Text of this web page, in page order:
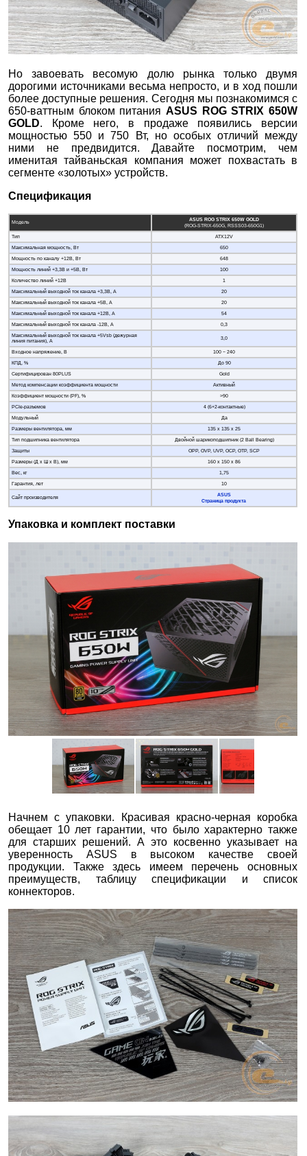
Но завоевать весомую долю рынка только двумя
дорогими источниками весьма непросто, и в ход пошли
более доступные решения. Сегодня мы познакомимся с
650-ваттным блоком питанияASUS ROG STRIX 650W
GOLD. Кроме него, в продаже появились версии
мощностью 550 и 750 Вт, но особых отличий между
ними не предвидится. Давайте посмотрим, чем
именитая тайваньская компания может похвастать в
сегменте «золотых» устройств.
Спецификация
Модель
ASUS ROG STRIX 650W GOLD
(ROG-STRIX-650G, RSSS03-650G1)
Тип
ATX12V
Максимальная мощность, Вт
650
Мощность по каналу +12В, Вт
648
Мощность линий +3,3В и +5В, Вт
100
Количество линий +12В
1
Максимальный выходной ток канала +3,3В, А
20
Максимальный выходной ток канала +5В, А
20
Максимальный выходной ток канала +12В, А
54
Максимальный выходной ток канала -12В, А
0,3
Максимальный выходной ток канала +5Vsb (дежурная
линия питания), А
3,0
Входное напряжение, В
100 − 240
КПД, %
До 90
Сертифицирован 80PLUS
Gold
Метод компенсации коэффициента мощности
Активный
Коэффициент мощности (PF), %
>90
PCIe-разъемов
4 (6+2-контактные)
Модульный
Да
Размеры вентилятора, мм
135 х 135 х 25
Тип подшипника вентилятора
Двойной шарикоподшипник (2 Ball Bearing)
Защиты
OPP, OVP, UVP, OCP, OTP, SCP
Размеры (Д х Ш х В), мм
160 х 150 х 86
Вес, кг
1,75
Гарантия, лет
10
Сайт производителя
ASUS
Страница продукта
Упаковка и комплект поставки
Начнем с упаковки. Красивая красно-черная коробка
обещает 10 лет гарантии, что было характерно также
для старших решений. А это косвенно указывает на
уверенность ASUS в высоком качестве своей
продукции. Также здесь имеем перечень основных
преимуществ, таблицу спецификации и список
коннекторов.